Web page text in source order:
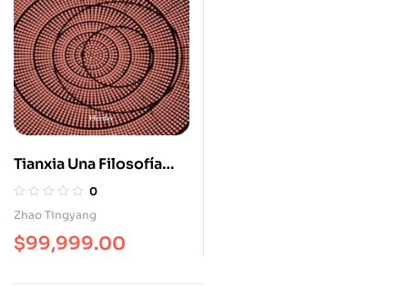
Tianxia Una Filosofía
Para La Gobernanza
Global
0
Zhao Tingyang
$99,999.00